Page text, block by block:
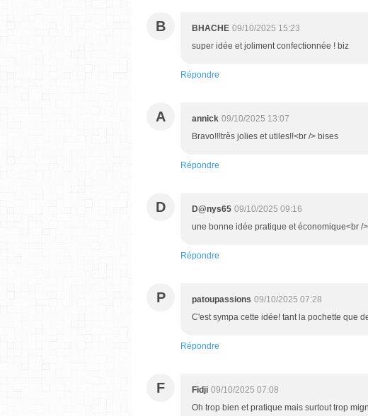
B BHACHE 09/10/2025 15:23
super idée et joliment confectionnée ! biz
Répondre
A annick 09/10/2025 13:07
Bravo!!!très jolies et utiles!!<br /> bises
Répondre
D D@nys65 09/10/2025 09:16
une bonne idée pratique et économique<br /
Répondre
P patoupassions 09/10/2025 07:28
C'est sympa cette idée! tant la pochette que
Répondre
F Fidji 09/10/2025 07:08
Oh trop bien et pratique mais surtout trop